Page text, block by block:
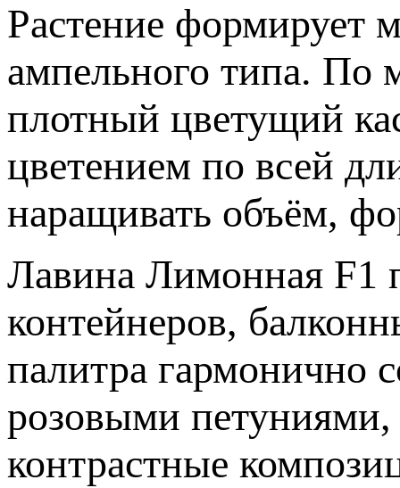
Растение формирует
ампельного типа. По
плотный цветущий
цветением по всей
наращивать объём,
Лавина Лимонная F1
контейнеров,
палитра гармонично
розовыми петуниями,
контрастные